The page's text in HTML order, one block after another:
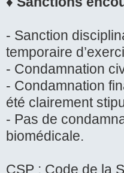
- Sanction
temporaire
- Condamnation
- Condamnation
été clairement
- Pas de
biomédicale.
CSP : Code de la